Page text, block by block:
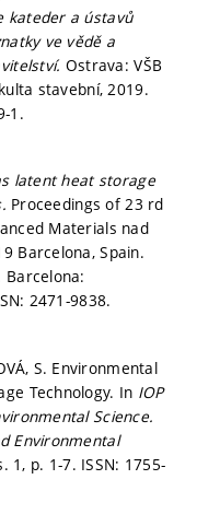
kateder a ústavů
ve vědě a
Ostrava: VŠB
stavební, 2019.
1.
latent heat storage
Proceedings of 23 rd
Materials nad
Barcelona, Spain.
Barcelona:
2471-9838.
S. Environmental
Technology. In IOP
Science.
Environmental
1, p. 1-7. ISSN: 1755-